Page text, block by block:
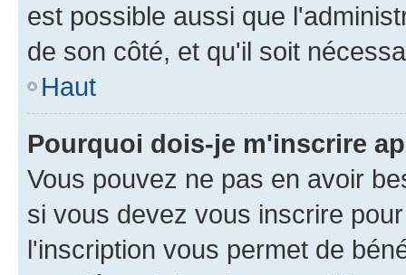
est possible aussi que
de son côté, et qu'il soit
Haut
Pourquoi dois-je m'inscrire
Vous pouvez ne pas en avoir
si vous devez vous inscrire
l'inscription vous permet de